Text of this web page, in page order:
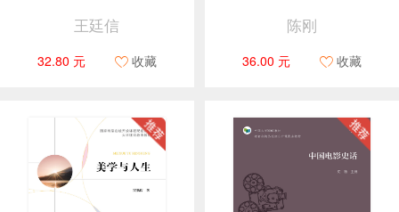
王廷信
32.80 元 收藏
陈刚
36.00 元 收藏